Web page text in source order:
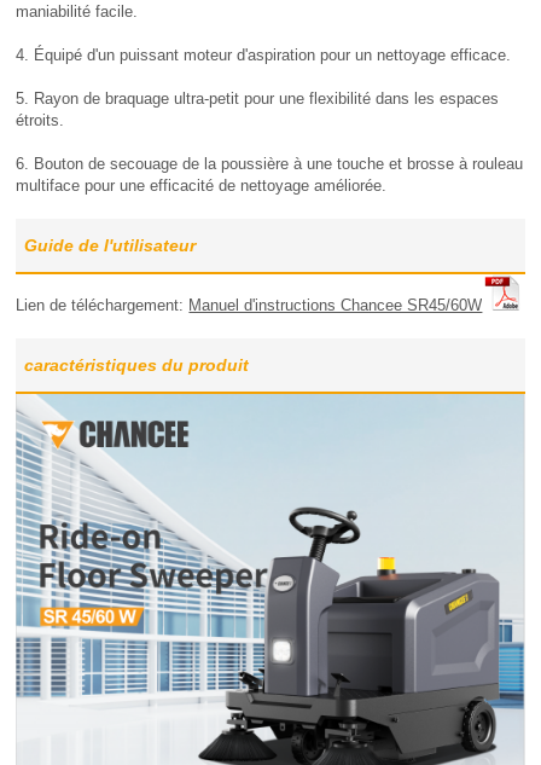
maniabilité facile.
4. Équipé d'un puissant moteur d'aspiration pour un nettoyage efficace.
5. Rayon de braquage ultra-petit pour une flexibilité dans les espaces
étroits.
6. Bouton de secouage de la poussière à une touche et brosse à rouleau
multiface pour une efficacité de nettoyage améliorée.
Guide de l'utilisateur
Lien de téléchargement: Manuel d'instructions Chancee SR45/60W
caractéristiques du produit